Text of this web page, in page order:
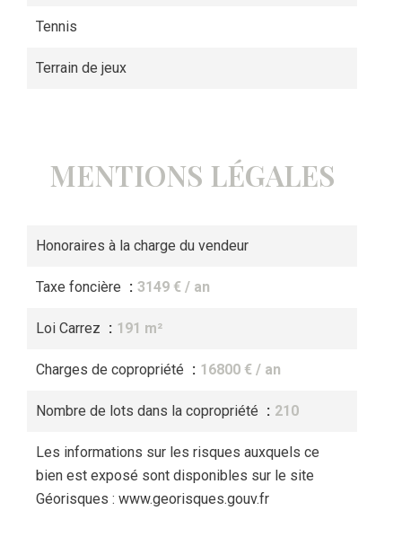
Tennis
Terrain de jeux
MENTIONS LÉGALES
Honoraires à la charge du vendeur
Taxe foncière 3149 € / an
Loi Carrez 191 m²
Charges de copropriété 16800 € / an
Nombre de lots dans la copropriété 210
Les informations sur les risques auxquels ce
bien est exposé sont disponibles sur le site
Géorisques : www.georisques.gouv.fr